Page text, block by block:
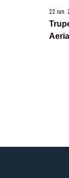
22 iun.